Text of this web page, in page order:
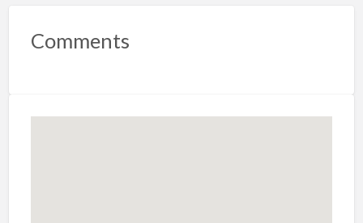
Comments